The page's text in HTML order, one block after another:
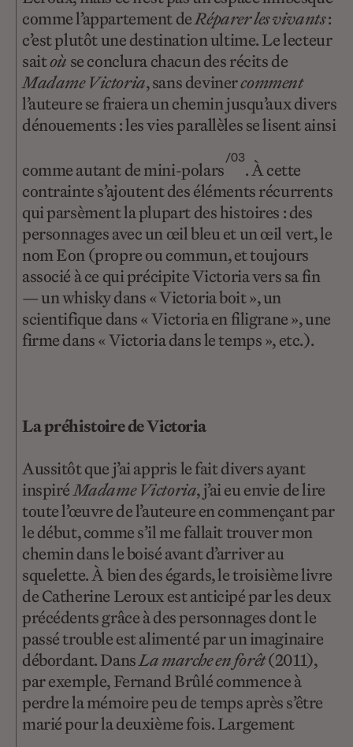
comme l’appartement deRéparer les vivants:
c’est plutôt une destination ultime. Le lecteur
saitoù se conclura chacun des récits de
Madame Victoria, sans devinercomment
l’auteure se fraiera un chemin jusqu’aux divers
dénouements : les vies parallèles se lisent ainsi
comme autant de mini-polars
/03
. À cette
contrainte s’ajoutent des éléments récurrents
qui parsèment la plupart des histoires : des
personnages avec un œil bleu et un œil vert, le
nom Eon (propre ou commun, et toujours
associé à ce qui précipite Victoria vers sa fin
— un whisky dans « Victoria boit », un
scientifique dans « Victoria en filigrane », une
firme dans « Victoria dans le temps », etc.).
La préhistoire de Victoria
Aussitôt que j’ai appris le fait divers ayant
inspiréMadame Victoria, j’ai eu envie de lire
toute l’œuvre de l’auteure en commençant par
le début, comme s’il me fallait trouver mon
chemin dans le boisé avant d’arriver au
squelette. À bien des égards, le troisième livre
de Catherine Leroux est anticipé par les deux
précédents grâce à des personnages dont le
passé trouble est alimenté par un imaginaire
débordant. DansLa marche en forêt(2011),
par exemple, Fernand Brûlé commence à
perdre la mémoire peu de temps après s’être
marié pour la deuxième fois. Largement